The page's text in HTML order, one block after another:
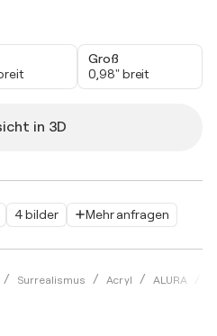
4 bilder Mehr anfragen
Surrealismus Acryl ALURA
Groß
0,98" breit
in 3D